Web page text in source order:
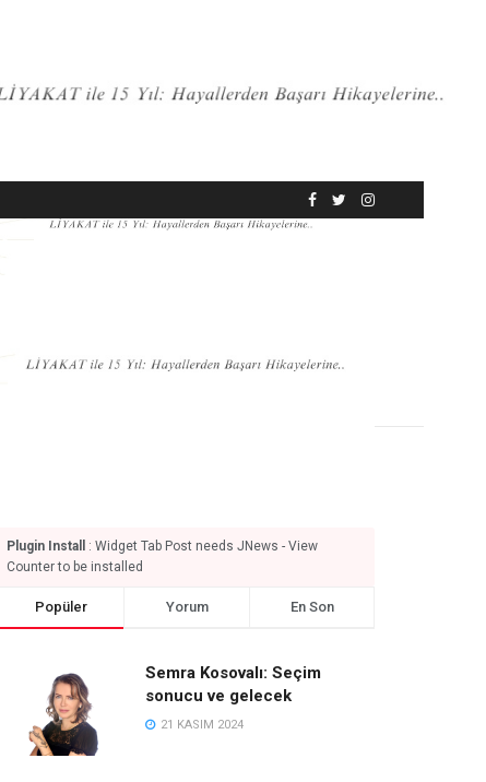
Plugin Install
: Widget Tab Post needs JNews - View
Counter to be installed
Popüler Yorum En Son
Semra Kosovalı: Seçim
sonucu ve gelecek
21 KASIM 2024